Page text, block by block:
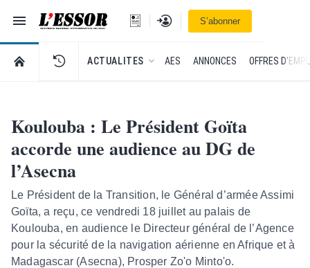
Navigation
L'Essor - retour à la une
Se connecterS’abonner
RETOUR À LA PAGE D’ACCUEIL DE L'ESSOR
ACTUALITES AES ANNONCES OFFRES
Koulouba : Le Président Goïta
accorde une audience au DG de
l’Asecna
Le Président de la Transition, le Général d’armée Assimi
Goïta, a reçu, ce vendredi 18 juillet au palais de
Koulouba, en audience le Directeur général de l’Agence
pour la sécurité de la navigation aérienne en Afrique et à
Madagascar (Asecna), Prosper Zo'o Minto'o.